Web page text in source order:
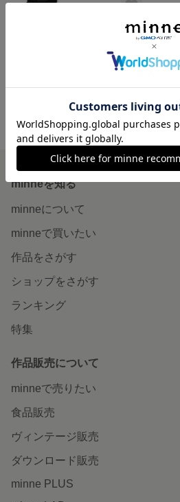
ステッカーセット てんてんなおちびさん
minne ホーム Ayaka Watanabe の作品一覧
minneを知る
minneについて
minneで買いたい
作品をさがす
ショップをさがす
ランキング
特集
作品販売について
minneで売りたい
食品販売
ヴィンテージ販売
ダウンロード販売
minne PLUS